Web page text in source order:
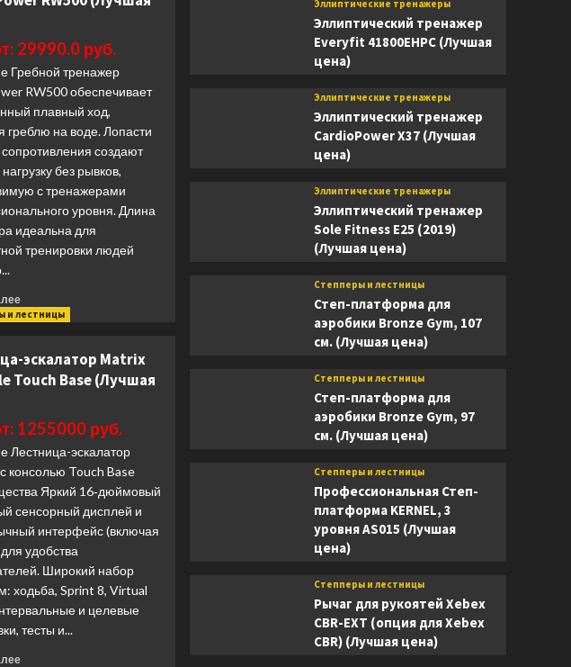
29990.0 руб.
Гребной тренажер
RW500 обеспечивает
плавный ход,
греблю на воде. Лопасти
создают
без рывков,
с тренажерами
уровня. Длина
идеальна для
тренировки людей
Прочитать
больше
тренажер
CardioPower
цена)
и лестницы
эскалатор Matrix
Touch Base (Лучшая
1255000 руб.
Лестница-эскалатор
консолью Touch Base
Яркий 16‑дюймовый
сенсорный дисплей и
интерфейс (включая
удобства
Широкий набор
ходьба, Sprint 8, Virtual
и целевые
тесты и...
Прочитать
Эллиптические тренажеры
Эллиптический тренажер
Everyfit 41800EHPC (Лучшая
цена)
Эллиптические тренажеры
Эллиптический тренажер
CardioPower X37 (Лучшая
цена)
Эллиптические тренажеры
Эллиптический тренажер
Sole Fitness E25 (2019)
(Лучшая цена)
Степперы и лестницы
Степ-платформа для
аэробики Bronze Gym, 107
см. (Лучшая цена)
Степперы и лестницы
Степ-платформа для
аэробики Bronze Gym, 97
см. (Лучшая цена)
Степперы и лестницы
Профессиональная Степ-
платформа KERNEL, 3
уровня AS015 (Лучшая
цена)
Степперы и лестницы
Рычаг для рукоятей Xebex
CBR-EXT (опция для Xebex
CBR) (Лучшая цена)